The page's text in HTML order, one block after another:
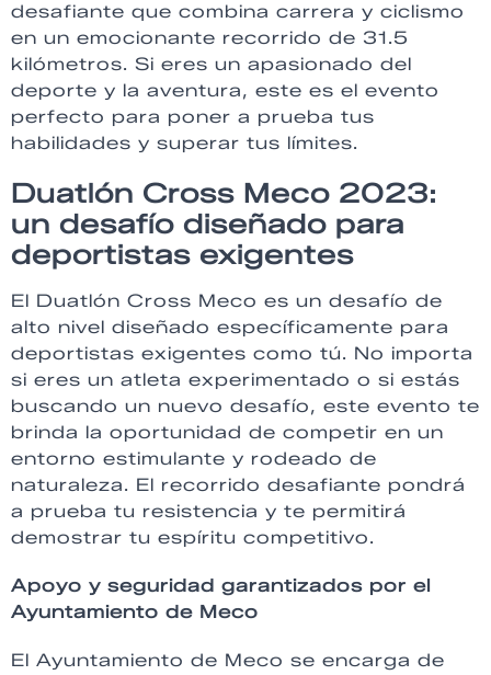
desafiante que combina carrera y ciclismo
en un emocionante recorrido de 31.5
kilómetros. Si eres un apasionado del
deporte y la aventura, este es el evento
perfecto para poner a prueba tus
habilidades y superar tus límites.
Duatlón Cross Meco 2023:
un desafío diseñado para
deportistas exigentes
El Duatlón Cross Meco es un desafío de
alto nivel diseñado específicamente para
deportistas exigentes como tú. No importa
si eres un atleta experimentado o si estás
buscando un nuevo desafío, este evento te
brinda la oportunidad de competir en un
entorno estimulante y rodeado de
naturaleza. El recorrido desafiante pondrá
a prueba tu resistencia y te permitirá
demostrar tu espíritu competitivo.
Apoyo y seguridad garantizados por el
Ayuntamiento de Meco
El Ayuntamiento de Meco se encarga de